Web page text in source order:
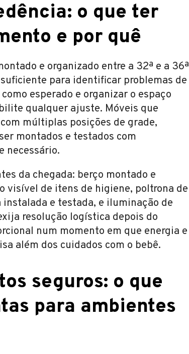
o que ter
e por quê
e organizado entre a 32ª e a 36ª
para identificar problemas de
esperado e organizar o espaço
qualquer ajuste. Móveis que
múltiplas posições de grade,
montados e testados com
necessário.
da chegada: berço montado e
visível de itens de higiene, poltrona de
e testada, e iluminação de
resolução logística depois do
num momento em que energia e
além dos cuidados com o bebê.
seguros: o que
para ambientes